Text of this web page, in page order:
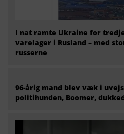
I nat ramte Ukraine for
varelager i Rusland – med
russerne
96-årig mand blev væk i
politihunden, Boomer,